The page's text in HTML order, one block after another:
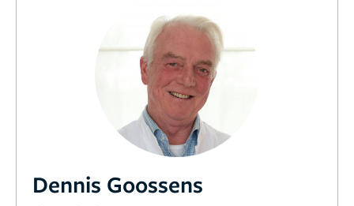
Dennis Goossens